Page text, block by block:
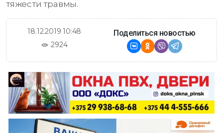
тяжести травмы.
18.12.2019 10:48
2924
Поделиться новостью